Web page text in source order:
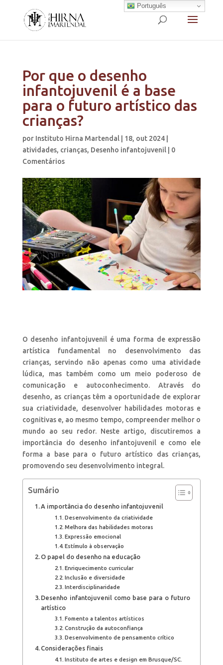
Por que o desenho
infantojuvenil é a base
para o futuro artístico das
crianças?
por Instituto Hirna Martendal| 18, out 2024|
atividades, crianças, Desenho infantojuvenil| 0
Comentários
O desenho infantojuvenil é uma forma de expressão
artística fundamental no desenvolvimento das
crianças, servindo não apenas como uma atividade
lúdica, mas também como um meio poderoso de
comunicação e autoconhecimento. Através do
desenho, as crianças têm a oportunidade de explorar
sua criatividade, desenvolver habilidades motoras e
cognitivas e, ao mesmo tempo, compreender melhor o
mundo ao seu redor. Neste artigo, discutiremos a
importância do desenho infantojuvenil e como ele
forma a base para o futuro artístico das crianças,
promovendo seu desenvolvimento integral.
Sumário
A importância do desenho infantojuvenil
Desenvolvimento da criatividade
Melhora das habilidades motoras
Expressão emocional
Estímulo à observação
O papel do desenho na educação
Enriquecimento curricular
Inclusão e diversidade
Interdisciplinaridade
Desenho infantojuvenil como base para o futuro
artístico
Fomento a talentos artísticos
Construção da autoconfiança
Desenvolvimento de pensamento crítico
Considerações finais
Instituto de artes e design em Brusque/SC.
Português